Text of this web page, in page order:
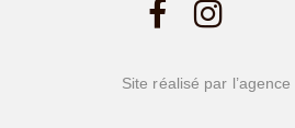
Site réalisé par l’agence